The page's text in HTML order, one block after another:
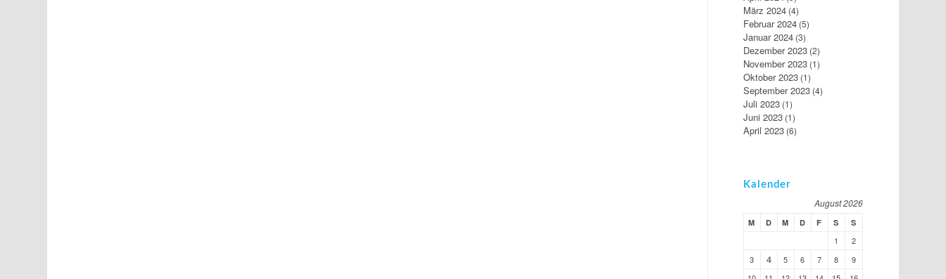
März 2024(4)
Februar 2024(5)
Januar 2024(3)
Dezember 2023(2)
November 2023(1)
Oktober 2023(1)
September 2023(4)
Juli 2023(1)
Juni 2023(1)
April 2023(6)
Kalender
August 2026
M D M D F S S
1
2
3
4 5 6 7 8
9